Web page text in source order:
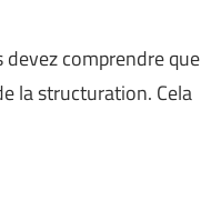
comprendre que
la structuration. Cela